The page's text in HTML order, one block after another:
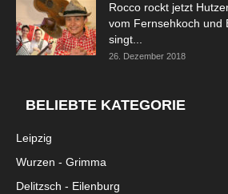
Rocco rockt jetzt
vom Fernsehkoch und
singt...
26. Dezember 2018
BELIEBTE KATEGORIE
Leipzig
Wurzen - Grimma
Delitzsch - Eilenburg